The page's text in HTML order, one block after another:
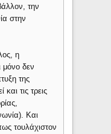
την
στην
η
μόνο δεν
της
τις τρεις
Και
τουλάχιστον